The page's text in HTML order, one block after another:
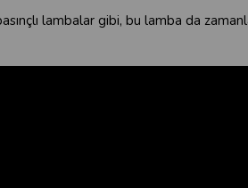
lambalar gibi, bu lamba da